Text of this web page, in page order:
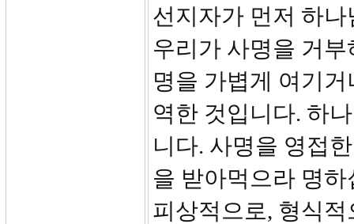
선지자가 먼저 하
우리가 사명을 거
명을 가볍게 여기
역한 것입니다. 하
니다. 사명을 영접
을 받아먹으라 명
피상적으로, 형식